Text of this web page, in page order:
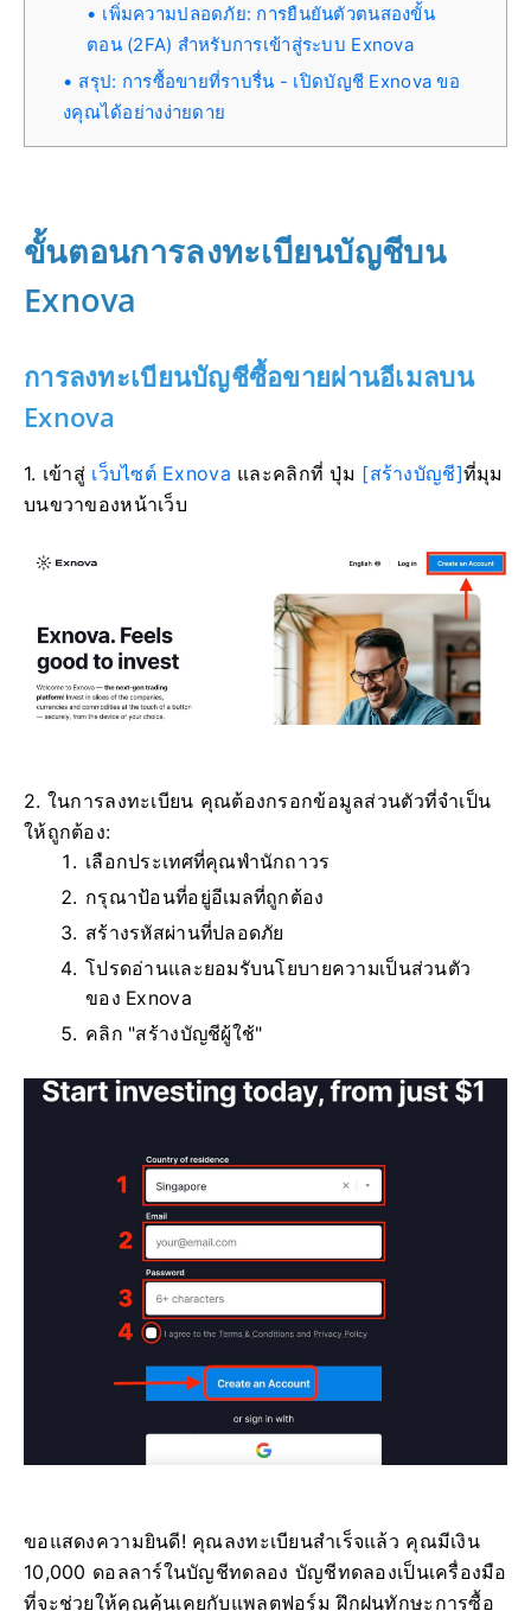
เพิ่มความปลอดภัย: การยืนยันตัวตนสองขั้น
ตอน (2FA) สำหรับการเข้าสู่ระบบ Exnova
สรุป: การซื้อขายที่ราบรื่น - เปิดบัญชี Exnova ขอ
งคุณได้อย่างง่ายดาย
ขั้นตอนการลงทะเบียนบัญชีบน
Exnova
การลงทะเบียนบัญชีซื้อขายผ่านอีเมลบน
Exnova
1. เข้าสู่ เว็บไซต์ Exnova และคลิกที่ ปุ่ม [สร้างบัญชี]ที่มุม
บนขวาของหน้าเว็บ
2. ในการลงทะเบียน คุณต้องกรอกข้อมูลส่วนตัวที่จำเป็น
ให้ถูกต้อง:
เลือกประเทศที่คุณพำนักถาวร
กรุณาป้อนที่อยู่อีเมลที่ถูกต้อง
สร้างรหัสผ่านที่ปลอดภัย
โปรดอ่านและยอมรับนโยบายความเป็นส่วนตัว
ของ Exnova
คลิก "สร้างบัญชีผู้ใช้"
ขอแสดงความยินดี! คุณลงทะเบียนสำเร็จแล้ว คุณมีเงิน
10,000 ดอลลาร์ในบัญชีทดลอง บัญชีทดลองเป็นเครื่องมือ
ที่จะช่วยให้คุณคุ้นเคยกับแพลตฟอร์ม ฝึกฝนทักษะการซื้อ